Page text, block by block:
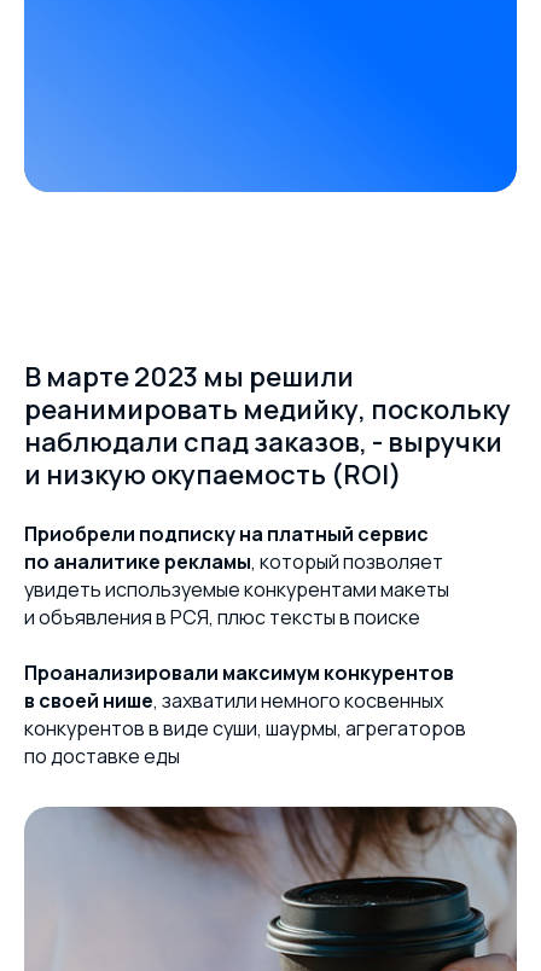
В марте 2023 мы решили
реанимировать медийку, поскольку
наблюдали спад заказов, - выручки
и низкую окупаемость (ROI)
Приобрели подписку на платный сервис
по аналитике рекламы, который позволяет
увидеть используемые конкурентами макеты
и объявления в РСЯ, плюс тексты в поиске
Проанализировали максимум конкурентов
в своей нише, захватили немного косвенных
конкурентов в виде суши, шаурмы, агрегаторов
по доставке еды